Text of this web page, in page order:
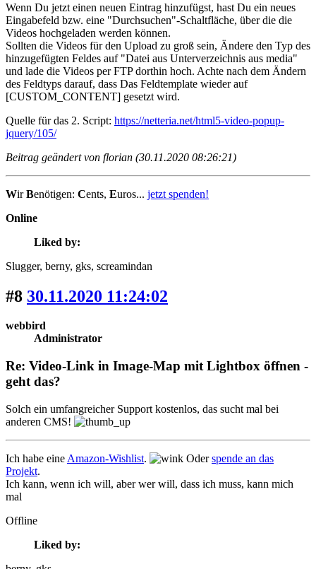
Wenn Du jetzt einen neuen Eintrag hinzufügst, hast Du ein neues
Eingabefeld bzw. eine "Durchsuchen"-Schaltfläche, über die die
Videos hochgeladen werden können.
Sollten die Videos für den Upload zu groß sein, Ändere den Typ des
hinzugefügten Feldes auf "Datei aus Unterverzeichnis aus media"
und lade die Videos per FTP dorthin hoch. Achte nach dem Ändern
des Feldtyps darauf, dass Das Feldtemplate wieder auf
[CUSTOM_CONTENT] gesetzt wird.
Quelle für das 2. Script: https://netteria.net/html5-video-popup-
jquery/105/
Beitrag geändert von florian (30.11.2020 08:26:21)
WirBenötigen: Cents, Euros... jetzt spenden!
Online
Liked by:
Slugger, berny, gks, screamindan
#8 30.11.2020 11:24:02
webbird
Administrator
Re: Video-Link in Image-Map mit Lightbox öffnen -
geht das?
Solch ein umfangreicher Support kostenlos, das sucht mal bei
anderen CMS!
Ich habe eine Amazon-Wishlist. Oderspende an das
Projekt.
Ich kann, wenn ich will, aber wer will, dass ich muss, kann mich
mal
Offline
Liked by: